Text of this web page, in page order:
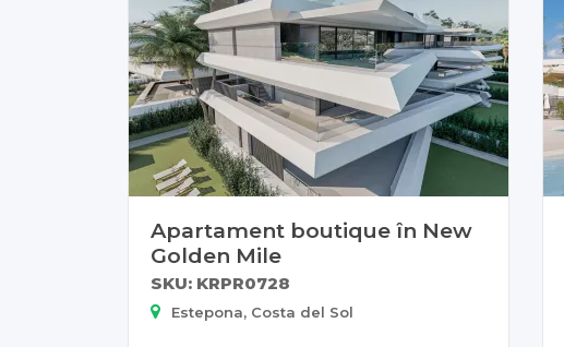
Apartament boutique în New
Golden Mile
SKU: KRPR0728
Estepona, Costa del Sol